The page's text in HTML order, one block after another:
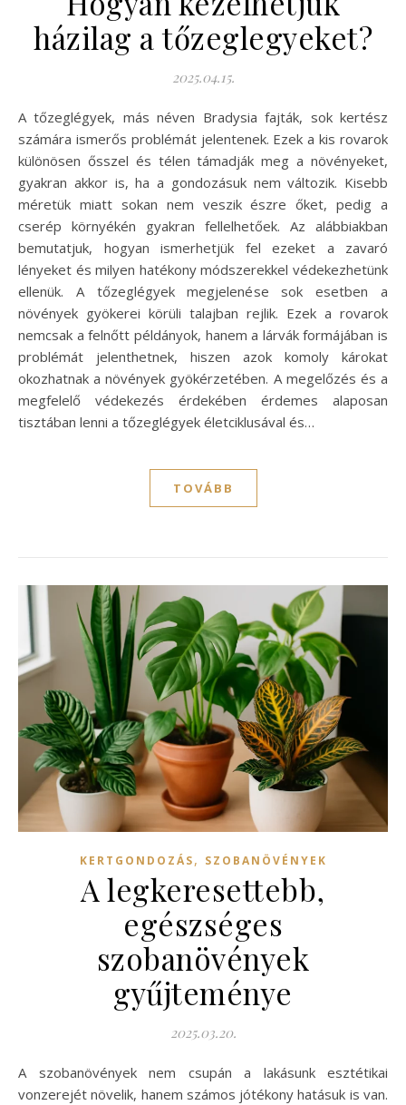
házilag a tőzeglegyeket?
2025.04.15.
A tőzeglégyek, más néven Bradysia fajták, sok kertész
számára ismerős problémát jelentenek. Ezek a kis rovarok
különösen ősszel és télen támadják meg a növényeket,
gyakran akkor is, ha a gondozásuk nem változik. Kisebb
méretük miatt sokan nem veszik észre őket, pedig a
cserép környékén gyakran fellelhetőek. Az alábbiakban
bemutatjuk, hogyan ismerhetjük fel ezeket a zavaró
lényeket és milyen hatékony módszerekkel védekezhetünk
ellenük. A tőzeglégyek megjelenése sok esetben a
növények gyökerei körüli talajban rejlik. Ezek a rovarok
nemcsak a felnőtt példányok, hanem a lárvák formájában is
problémát jelenthetnek, hiszen azok komoly károkat
okozhatnak a növények gyökérzetében. A megelőzés és a
megfelelő védekezés érdekében érdemes alaposan
tisztában lenni a tőzeglégyek életciklusával és…
TOVÁBB
KERTGONDOZÁS, SZOBANÖVÉNYEK
A legkeresettebb,
egészséges
szobanövények
gyűjteménye
2025.03.20.
A szobanövények nem csupán a lakásunk esztétikai
vonzerejét növelik, hanem számos jótékony hatásuk is van.